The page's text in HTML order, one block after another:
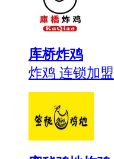
库桥炸鸡
炸鸡 连锁加